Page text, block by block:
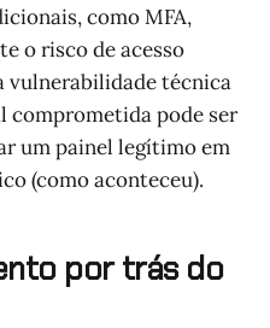
como MFA,
o risco de acesso
vulnerabilidade técnica
comprometida pode ser
um painel legítimo em
(como aconteceu).
por trás do